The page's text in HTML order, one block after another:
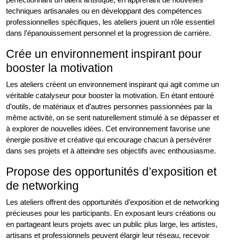
techniques artisanales ou en développant des compétences
professionnelles spécifiques, les ateliers jouent un rôle essentiel
dans l’épanouissement personnel et la progression de carrière.
Crée un environnement inspirant pour
booster la motivation
Les ateliers créent un environnement inspirant qui agit comme un
véritable catalyseur pour booster la motivation. En étant entouré
d’outils, de matériaux et d’autres personnes passionnées par la
même activité, on se sent naturellement stimulé à se dépasser et
à explorer de nouvelles idées. Cet environnement favorise une
énergie positive et créative qui encourage chacun à persévérer
dans ses projets et à atteindre ses objectifs avec enthousiasme.
Propose des opportunités d’exposition et
de networking
Les ateliers offrent des opportunités d’exposition et de networking
précieuses pour les participants. En exposant leurs créations ou
en partageant leurs projets avec un public plus large, les artistes,
artisans et professionnels peuvent élargir leur réseau, recevoir